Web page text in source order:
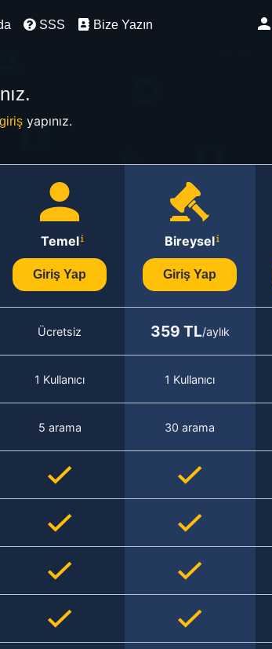
SSS Bize Yazın
girişyapınız.
Temel
Giriş Yap
Bireysel
Giriş Yap
Ücretsiz 359 TL/aylık
1 Kullanıcı 1 Kullanıcı
5 arama 30 arama